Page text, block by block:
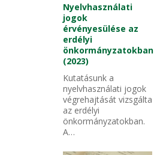
Nyelvhasználati
jogok
érvényesülése az
erdélyi
önkormányzatokban
(2023)
Kutatásunk a
nyelvhasználati jogok
végrehajtását vizsgálta
az erdélyi
önkormányzatokban.
A…